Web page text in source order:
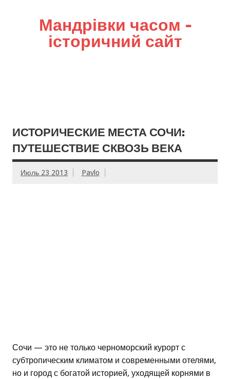
Мандрівки часом –
історичний сайт
ИСТОРИЧЕСКИЕ МЕСТА СОЧИ:
ПУТЕШЕСТВИЕ СКВОЗЬ ВЕКА
Июль 23 2013 Pavlo
Сочи — это не только черноморский курорт с
субтропическим климатом и современными отелями,
но и город с богатой историей, уходящей корнями в